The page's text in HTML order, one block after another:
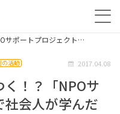
サポートプロジェクト…
の活動 2017.04.08
！？「NPOサ
会人が学んだ